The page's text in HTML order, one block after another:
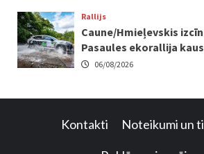
Rallijs
Caune/Hmieļevskis
Pasaules ekorallija
06/08/2026
Kontakti Noteikumi un